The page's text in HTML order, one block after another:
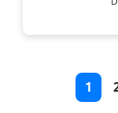
PaginationPage
1